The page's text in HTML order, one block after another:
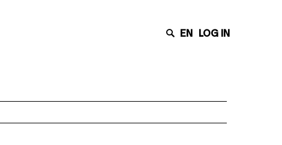
EN LOG IN